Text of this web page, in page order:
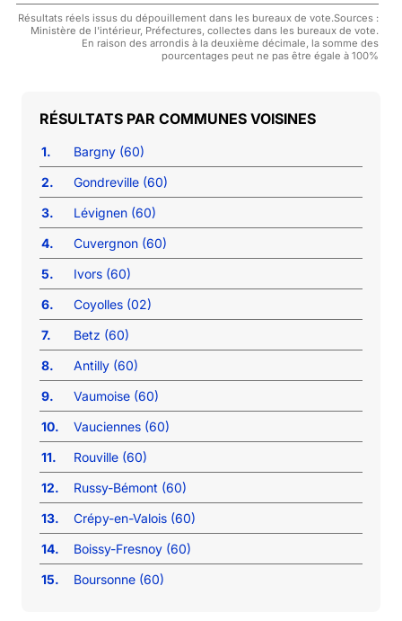
Résultats réels issus du dépouillement dans les bureaux de vote.Sources :
Ministère de l'intérieur, Préfectures, collectes dans les bureaux de vote.
En raison des arrondis à la deuxième décimale, la somme des
pourcentages peut ne pas être égale à 100%
COMMUNES VOISINES
1.
Bargny (60)
2.
Gondreville (60)
3.
Lévignen (60)
4.
Cuvergnon (60)
5.
Ivors (60)
6.
Coyolles (02)
7.
Betz (60)
8.
Antilly (60)
9.
Vaumoise (60)
10.
Vauciennes (60)
11.
Rouville (60)
12.
Russy-Bémont (60)
13.
Crépy-en-Valois (60)
14.
Boissy-Fresnoy (60)
15.
Boursonne (60)